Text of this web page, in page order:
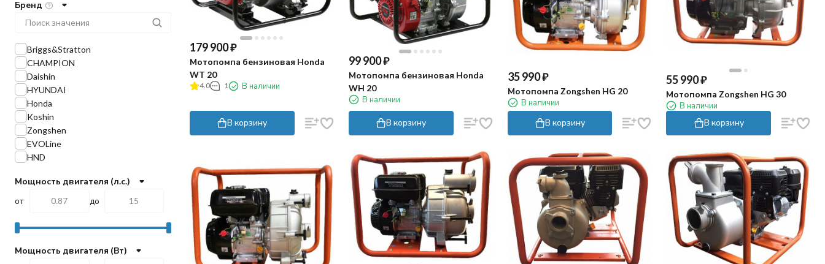
179 900₽
Мотопомпа бензиновая Honda
WT 20
4.0 1 В наличии
В корзину
99 900₽
Мотопомпа бензиновая Honda
WH 20
В наличии
В корзину
35 990₽
Мотопомпа Zongshen HG 20
В наличии
В корзину
55 990₽
Мотопомпа Zongshen HG 30
В наличии
В корзину
Бренд
Briggs&Stratton
CHAMPION
Daishin
HYUNDAI
Honda
Koshin
Zongshen
EVOLine
HND
Мощность двигателя (л.с.)
от
до
Мощность двигателя (Вт)